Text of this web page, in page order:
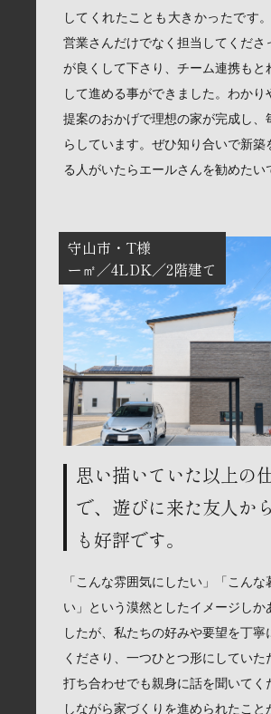
してくれたことも大きかったです
営業さんだけでなく担当してくださ
が良くして下さり、チーム連携もと
して進める事ができました。わかり
提案のおかげで理想の家が完成し、
らしています。ぜひ知り合いで新築
る人がいたらエールさんを勧めたい
守山市
T様
ー㎡
4LDK 2階建て
思い描いていた以上の
で、遊びに来た友人か
も好評です。
「こんな雰囲気にしたい」「こんな
い」という漠然としたイメージしか
したが、私たちの好みや要望を丁寧
くださり、一つひとつ形にしていた
打ち合わせでも親身に話を聞いてく
しながら家づくりを進められたこと